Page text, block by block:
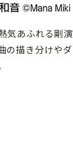
気あふれる剛演
の描き分けやダ